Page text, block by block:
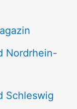
Nordrhein-
Schleswig